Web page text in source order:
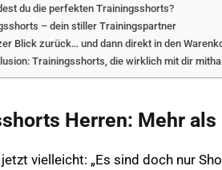
du die perfekten Trainingsshorts?
– dein stiller Trainingspartner
Blick zurück… und dann direkt in den
Trainingsshorts, die wirklich mit dir
Herren: Mehr
vielleicht: „Es sind doch nur